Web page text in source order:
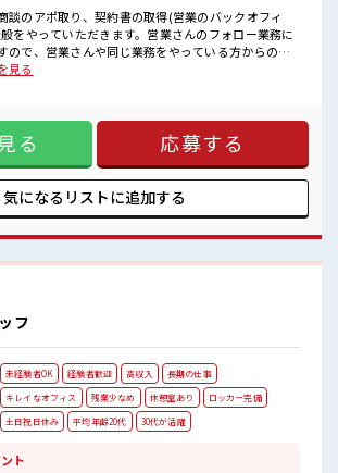
ッシュな職場です☆
息リフレッシュ！
やすい！
談のアポ取り、契約書の取得(営業のバックオフィ
をやっていただきます。営業さんのフォロー業務に
ので、営業さんや同じ業務をやっている方からの指
て動いて頂きます。・営業サポートとして、物件状
トが充実する≫ 場合によってはお願いすることもあ
、 残業はほとんどナシ！ ≪週休2日制≫ 週末は家族
一緒にプライベート満喫！ ≪未経験でも活躍できる
ことにチャレンジするのは不安だけど、 しっかり働
整っています！ イチからスキルUP・ステップUP目
いきましょう！ ≪様々なお仕事をご提案≫ 一人で悩ま
のフレッシュな職場です☆ 休憩室でホッと一息リフ
！ ロッカーあり！ 安心してお仕事に集中♪ 土日祝休
見る
る 応募する
気になるリストに追加する
フ
未経験者OK 経験者歓迎 高収入
長期の仕事
キレイなオフィス
残業少なめ 休憩室あり
ロッカー完備
土日祝日休み
平均年齢20代 30代が活躍
ト